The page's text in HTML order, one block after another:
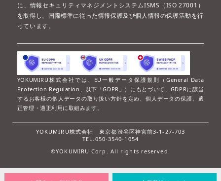
に、情報セキュリティマネジメントシステムISMS（ISO 27001）
を取得し、国際標準に従った情報保護及び個人情報の保護活動を行
っています。
YOKUMIRU株式会社では、EU一般データ保護規則（General Data
Protection Regulation、以下「GDPR」）にもとづいて、GDPRに該当
するお客様の個人データの取り扱い方針を定め、個人データの保護、適
正管理・適正利用に取組みます。
YOKUMIRU株式会社
東京都渋谷区神宮前3-1-27-703
TEL.050-3540-1054
©YOKUMIRU Corp. All rights reserved.